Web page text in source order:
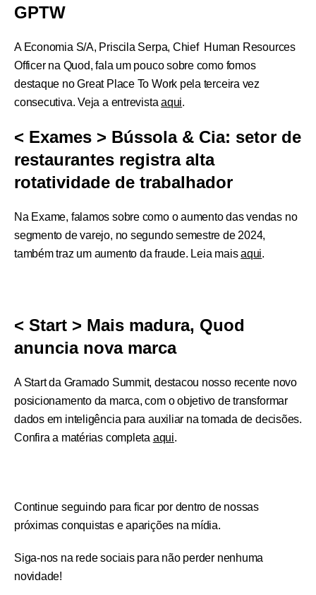
GPTW
A Economia S/A, Priscila Serpa, Chief Human Resources
Officer na Quod, fala um pouco sobre como fomos
destaque no Great Place To Work pela terceira vez
consecutiva. Veja a entrevistaaqui.
< Exames > Bússola & Cia: setor de
restaurantes registra alta
rotatividade de trabalhador
Na Exame, falamos sobre como o aumento das vendas no
segmento de varejo, no segundo semestre de 2024,
também traz um aumento da fraude. Leia maisaqui.
< Start > Mais madura, Quod
anuncia nova marca
A Start da Gramado Summit, destacou nosso recente novo
posicionamento da marca, com o objetivo de transformar
dados em inteligência para auxiliar na tomada de decisões.
Confira a matérias completa aqui.
Continue seguindo para ficar por dentro de nossas
próximas conquistas e aparições na mídia.
Siga-nos na rede sociais para não perder nenhuma
novidade!